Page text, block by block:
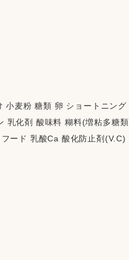
小麦粉 糖類 卵 ショートニング
乳化剤 酸味料 糊料(増粘多糖類
ード 乳酸Ca 酸化防止剤(V.C)